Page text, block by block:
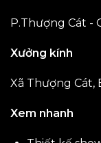
P.Thượng Cát -
Xưởng kính
Xã Thượng Cát,
Xem nhanh